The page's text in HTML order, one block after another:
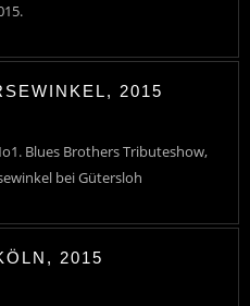
2015
Blues Brothers Tributeshow,
bei Gütersloh
2015